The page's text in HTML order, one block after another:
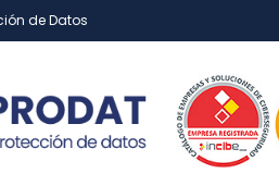
de Datos